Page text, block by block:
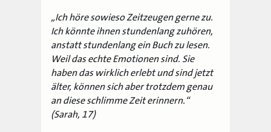
„Ich höre sowieso Zeitzeugen gerne zu.
Ich könnte ihnen stundenlang zuhören,
anstatt stundenlang ein Buch zu lesen.
Weil das echte Emotionen sind. Sie
haben das wirklich erlebt und sind jetzt
älter, können sich aber trotzdem genau
an diese schlimme Zeit erinnern.“
(Sarah, 17)